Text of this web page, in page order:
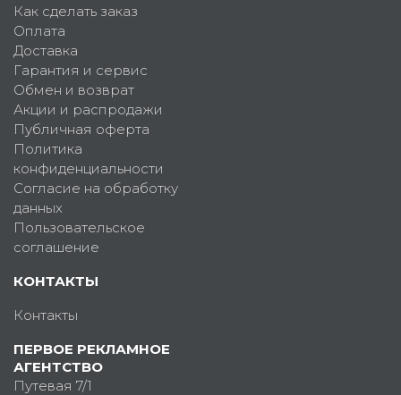
Как сделать заказ
Оплата
Доставка
Гарантия и сервис
Обмен и возврат
Акции и распродажи
Публичная оферта
Политика
конфиденциальности
Согласие на обработку
данных
Пользовательское
соглашение
КОНТАКТЫ
Контакты
ПЕРВОЕ РЕКЛАМНОЕ
АГЕНТСТВО
Путевая 7/1